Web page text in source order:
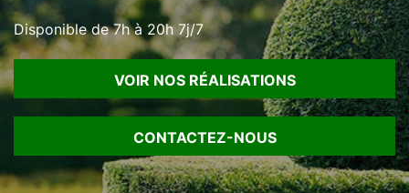
Disponible de 7h à 20h 7j/7
VOIR NOS RÉALISATIONS
CONTACTEZ-NOUS